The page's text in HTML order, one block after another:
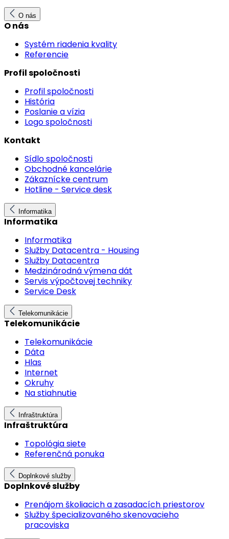
O nás
O nás
Systém riadenia kvality
Referencie
Profil spoločnosti
Profil spoločnosti
História
Poslanie a vízia
Logo spoločnosti
Kontakt
Sídlo spoločnosti
Obchodné kancelárie
Zákaznícke centrum
Hotline - Service desk
Informatika
Informatika
Informatika
Služby Datacentra - Housing
Služby Datacentra
Medzinárodná výmena dát
Servis výpočtovej techniky
Service Desk
Telekomunikácie
Telekomunikácie
Telekomunikácie
Dáta
Hlas
Internet
Okruhy
Na stiahnutie
Infraštruktúra
Infraštruktúra
Topológia siete
Referenčná ponuka
Doplnkové služby
Doplnkové služby
Prenájom školiacich a zasadacích priestorov
Služby špecializovaného skenovacieho
pracoviska